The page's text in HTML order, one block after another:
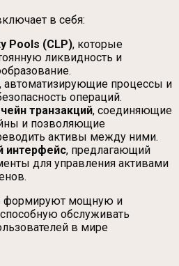
в себя:
Pools (CLP), которые
ликвидность и
, автоматизирующие процессы и
операций.
транзакций, соединяющие
и позволяющие
активы между ними.
интерфейс, предлагающий
для управления активами
формируют мощную и
обслуживать
в мире